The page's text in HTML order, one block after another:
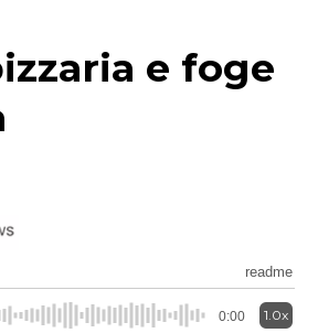
e foge
readme
0:00 1.0x